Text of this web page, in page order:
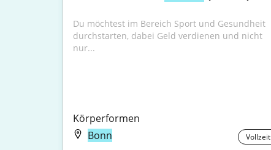
Du möchtest im Bereich Sport und Gesundheit
durchstarten, dabei Geld verdienen und nicht
nur...
Körperformen
Bonn
Vollzeit